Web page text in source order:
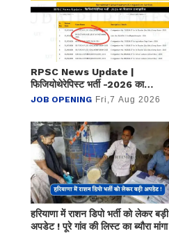
RPSC News Update |
फिजियोथेरेपिस्ट भर्ती -2026 का
विज्ञापन प्रत्याहारित
JOB OPENING Fri,7 Aug 2026
हरियाणा में राशन डिपो भर्ती को लेकर बड़ी
अपडेट ! पूरे गांव की लिस्ट का ब्यौरा मांगा